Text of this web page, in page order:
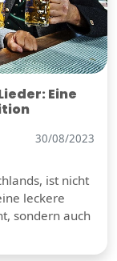
Eine
30/08/2023
ist nicht
leckere
sondern auch